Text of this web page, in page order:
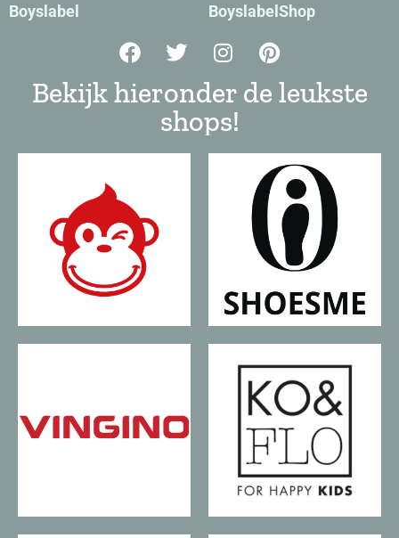
Boyslabel
BoyslabelShop
Bekijk hieronder de leukste
shops!